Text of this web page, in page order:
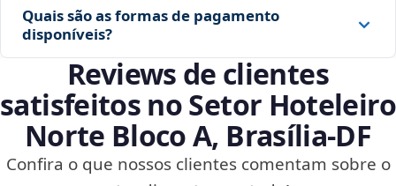
Quais são as formas de pagamento
disponíveis?
Reviews de clientes
satisfeitos no Setor Hoteleiro
Norte Bloco A, Brasília‑DF
Confira o que nossos clientes comentam sobre o